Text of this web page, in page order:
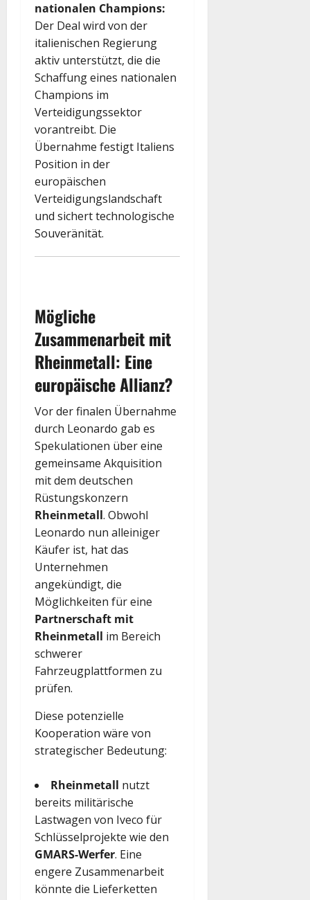
nationalen Champions:
Der Deal wird von der
italienischen Regierung
aktiv unterstützt, die die
Schaffung eines nationalen
Champions im
Verteidigungssektor
vorantreibt. Die
Übernahme festigt Italiens
Position in der
europäischen
Verteidigungslandschaft
und sichert technologische
Souveränität.
Mögliche
Zusammenarbeit mit
Rheinmetall: Eine
europäische Allianz?
Vor der finalen Übernahme
durch Leonardo gab es
Spekulationen über eine
gemeinsame Akquisition
mit dem deutschen
Rüstungskonzern
Rheinmetall. Obwohl
Leonardo nun alleiniger
Käufer ist, hat das
Unternehmen
angekündigt, die
Möglichkeiten für eine
Partnerschaft mit
Rheinmetall im Bereich
schwerer
Fahrzeugplattformen zu
prüfen.
Diese potenzielle
Kooperation wäre von
strategischer Bedeutung:
Rheinmetall nutzt
bereits militärische
Lastwagen von Iveco für
Schlüsselprojekte wie den
GMARS-Werfer. Eine
engere Zusammenarbeit
könnte die Lieferketten